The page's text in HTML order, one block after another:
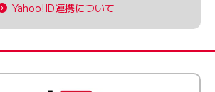
Yahoo!ID連携について